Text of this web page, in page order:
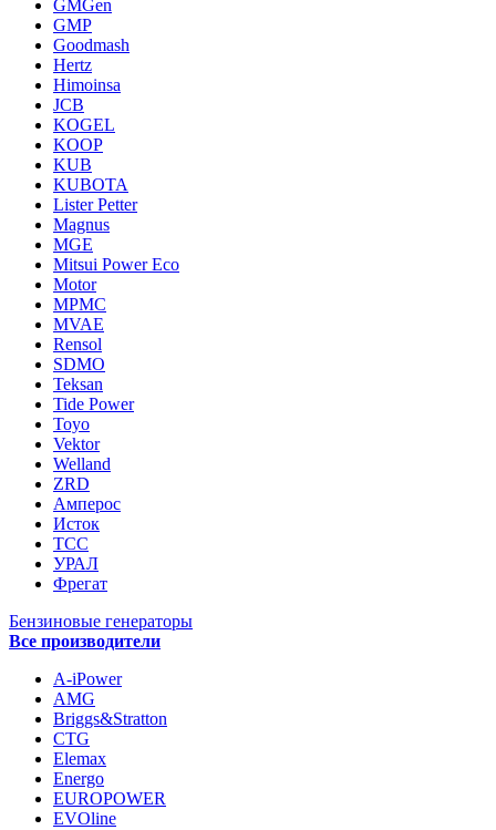
GMGen
GMP
Goodmash
Hertz
Himoinsa
JCB
KOGEL
KOOP
KUB
KUBOTA
Lister Petter
Magnus
MGE
Mitsui Power Eco
Motor
MPMC
MVAE
Rensol
SDMO
Teksan
Tide Power
Toyo
Vektor
Welland
ZRD
Амперос
Исток
ТСС
УРАЛ
Фрегат
Бензиновые генераторы
Все производители
A-iPower
AMG
Briggs&Stratton
CTG
Elemax
Energo
EUROPOWER
EVOline